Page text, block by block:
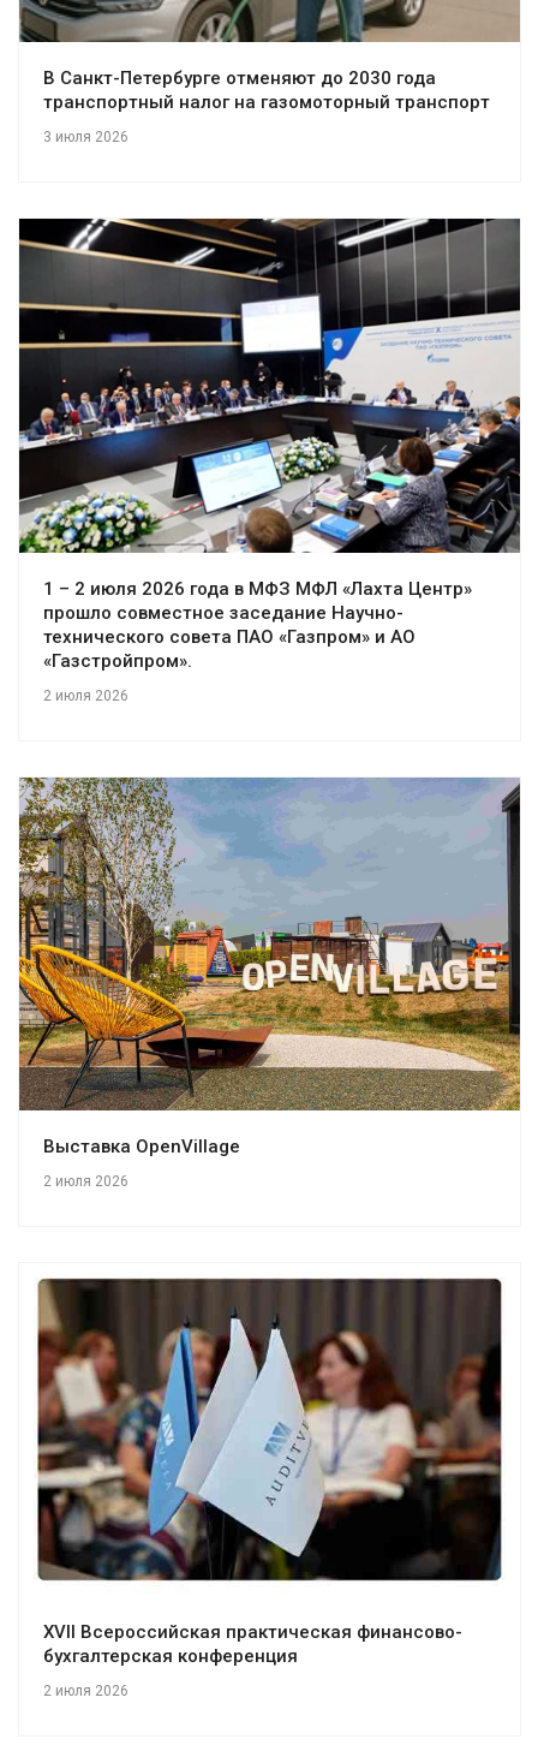
В Санкт-Петербурге отменяют до 2030 года
транспортный налог на газомоторный транспорт
3 июля 2026
1 – 2 июля 2026 года в МФЗ МФЛ «Лахта Центр»
прошло совместное заседание Научно-
технического совета ПАО «Газпром» и АО
«Газстройпром».
2 июля 2026
Выставка OpenVillage
2 июля 2026
XVII Всероссийская практическая финансово-
бухгалтерская конференция
2 июля 2026